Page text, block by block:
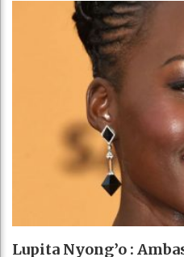
Lupita Nyong’o :